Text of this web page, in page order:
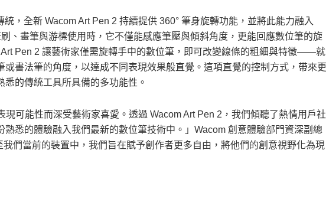
，全新 Wacom Art Pen 2 持續提供 360° 筆身旋轉功能，並將此能力融入
、畫筆與游標使用時，它不僅能感應筆壓與傾斜角度，更能回應數位筆的旋
Pen 2 讓藝術家僅需旋轉手中的數位筆，即可改變線條的粗細與特徵——就
書法筆的角度，以達成不同表現效果般直覺。這項直覺的控制方式，帶來更
的傳統工具所具備的多功能性。
現可能性而深受藝術家喜愛。透過 Wacom Art Pen 2，我們傾聽了熱情用戶社
悉的體驗融入我們最新的數位筆技術中。」Wacom 創意體驗部門資深副總
們當前的裝置中，我們旨在賦予創作者更多自由，將他們的創意視野化為現